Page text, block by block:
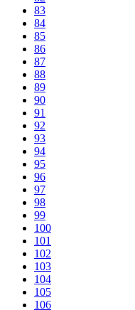
83
84
85
86
87
88
89
90
91
92
93
94
95
96
97
98
99
100
101
102
103
104
105
106